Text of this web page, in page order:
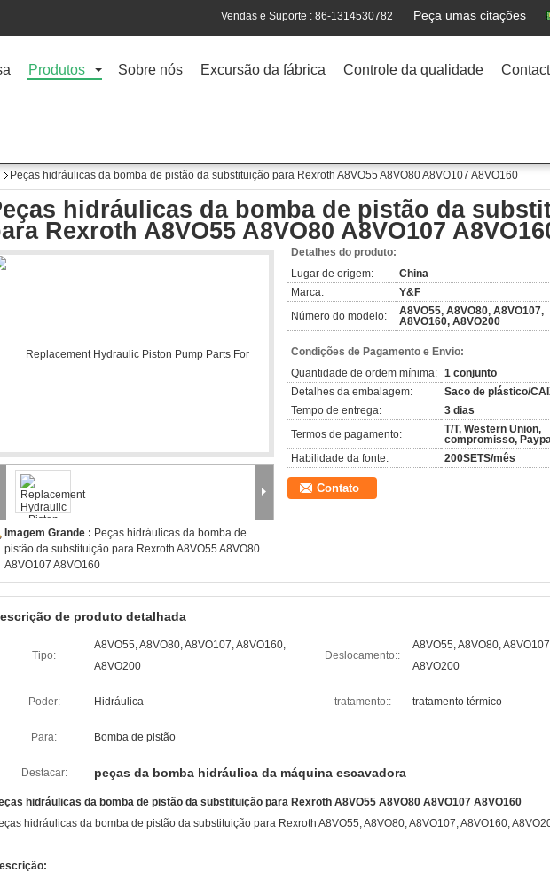
Vendas e Suporte : 86-1314530782 Peça umas citações
Produtos Sobre nós Excursão da fábrica Controle da qualidade
Peças hidráulicas da bomba de pistão da substituição para Rexroth A8VO55 A8VO80 A8VO107 A8VO160
hidráulicas da bomba de pistão da
Rexroth A8VO55 A8VO80 A8VO107
Imagem Grande : Peças hidráulicas da bomba de
pistão da substituição para Rexroth A8VO55 A8VO80
A8VO107 A8VO160
Detalhes do produto:
Lugar de origem:
China
Marca:
Y&F
Número do modelo:
A8VO55, A8VO80, A8VO107,
A8VO160, A8VO200
Condições de Pagamento e Envio:
Quantidade de ordem mínima: 1 conjunto
Detalhes da embalagem:
Saco de plástico/
Tempo de entrega:
3 dias
Termos de pagamento:
T/T, Western Union,
compromisso,
Habilidade da fonte:
200SETS/mês
Contato
de produto detalhada
Tipo:
A8VO55, A8VO80, A8VO107, A8VO160,
A8VO200
Deslocamento::
A8VO55, A8VO80,
A8VO200
Poder: Hidráulica tratamento:: tratamento térmico
Para: Bomba de pistão
Destacar: peças da bomba hidráulica da máquina escavadora
hidráulicas da bomba de pistão da substituição para Rexroth A8VO55 A8VO80 A8VO107 A8VO160
hidráulicas da bomba de pistão da substituição para Rexroth A8VO55, A8VO80, A8VO107, A8VO160,